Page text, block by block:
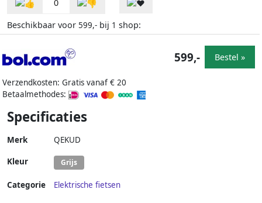
0
Beschikbaar voor 599,- bij 1 shop:
Verzendkosten: Gratis vanaf € 20
Betaalmethodes:
599,- Bestel »
Specificaties
Merk QEKUD
Kleur Grijs
Categorie Elektrische fietsen